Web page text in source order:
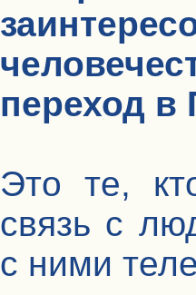
переход в
Это те,
связь с
с ними